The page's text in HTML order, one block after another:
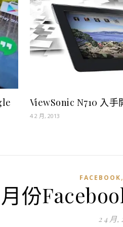
ViewSonic N710 入手
4 2 月, 2013
FACEBOOK,
份
2 4 月,